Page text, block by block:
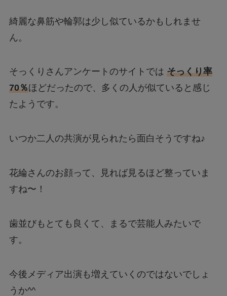
綺麗な鼻筋や輪郭は少し似ているかもしれませ
ん。
そっくりさんアンケートのサイトでは そっくり率
70％ほどだったので、多くの人が似ていると感じ
たようです。
いつか二人の共演が見られたら面白そうですね♪
花綸さんのお顔って、見れば見るほど整っていま
すね〜！
歯並びもとても良くて、まるで芸能人みたいで
す。
今後メディア出演も増えていくのではないでしょ
うか^^